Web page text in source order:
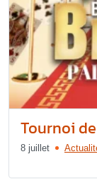
Tournoi
8 juillet